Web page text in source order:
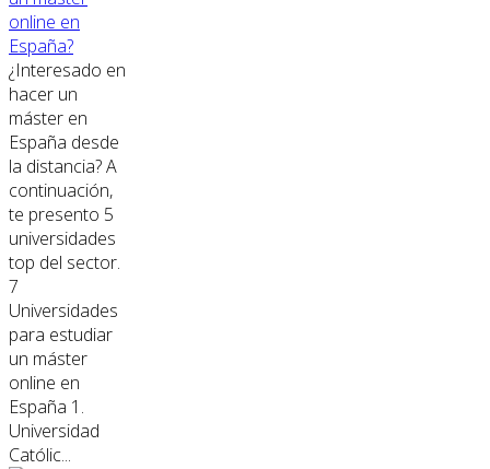
online en
España?
¿Interesado en
hacer un
máster en
España desde
la distancia? A
continuación,
te presento 5
universidades
top del sector.
7
Universidades
para estudiar
un máster
online en
España 1.
Universidad
Católic...